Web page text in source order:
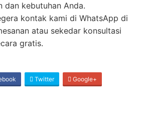
dan kebutuhan Anda.
kontak kami di WhatsApp di
atau sekedar konsultasi
gratis.
Twitter Google+